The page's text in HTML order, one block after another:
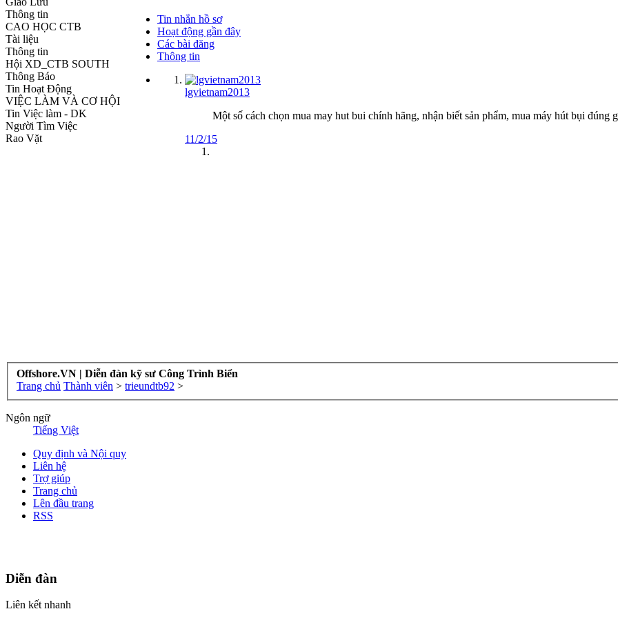
Thông tin
CAO HỌC CTB
Tài liệu
Thông tin
Hội XD_CTB SOUTH
Thông Báo
Tin Hoạt Động
VIỆC LÀM VÀ CƠ HỘI
Tin Việc làm - DK
Người Tìm Việc
Rao Vặt
Tin nhắn hồ sơ
Hoạt động gần đây
Các bài đăng
Thông tin
lgvietnam2013
Một số cách chọn mua may hut bui chính hãng, nhận biết sản phẩm, mua máy hút bụi đúng
11/2/15
Offshore.VN | Diễn đàn kỹ sư Công Trình Biển
Trang chủ Thành viên > trieundtb92 >
Ngôn ngữ
Tiếng Việt
Quy định và Nội quy
Liên hệ
Trợ giúp
Trang chủ
Lên đầu trang
RSS
Diễn đàn
Liên kết nhanh